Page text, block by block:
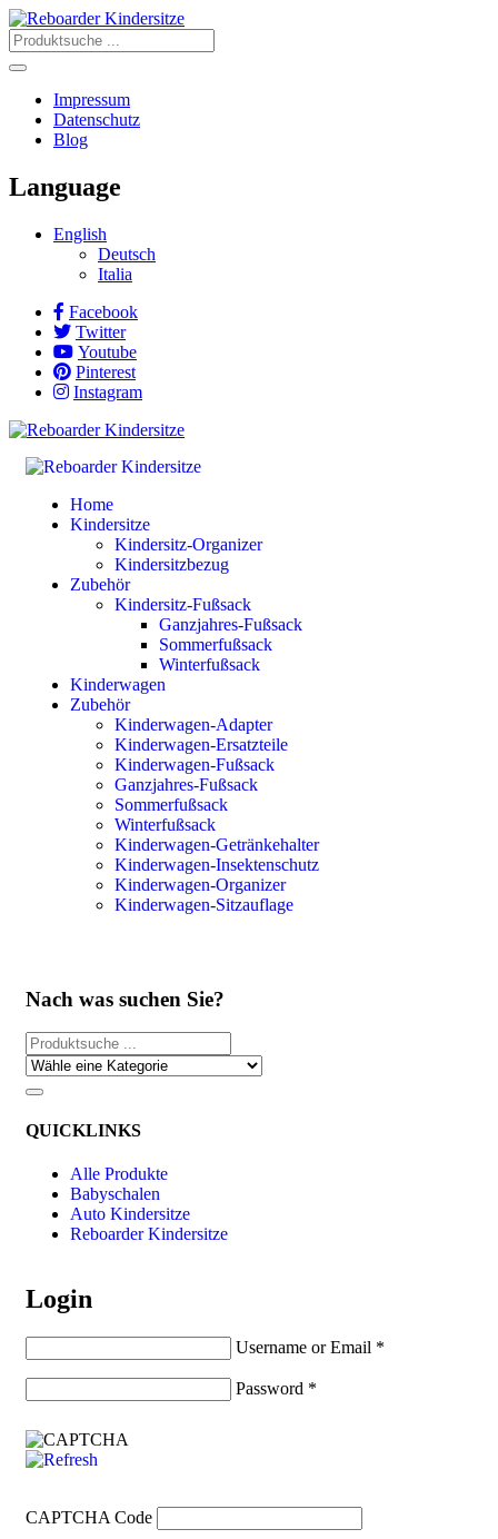
Impressum
Datenschutz
Blog
Language
English
Deutsch
Italia
Facebook
Twitter
Youtube
Pinterest
Instagram
Home
Kindersitze
Kindersitz-Organizer
Kindersitzbezug
Zubehör
Kindersitz-Fußsack
Ganzjahres-Fußsack
Sommerfußsack
Winterfußsack
Kinderwagen
Zubehör
Kinderwagen-Adapter
Kinderwagen-Ersatzteile
Kinderwagen-Fußsack
Ganzjahres-Fußsack
Sommerfußsack
Winterfußsack
Kinderwagen-Getränkehalter
Kinderwagen-Insektenschutz
Kinderwagen-Organizer
Kinderwagen-Sitzauflage
Nach was suchen Sie?
QUICKLINKS
Alle Produkte
Babyschalen
Auto Kindersitze
Reboarder Kindersitze
Login
Username or Email *
Password *
CAPTCHA Code